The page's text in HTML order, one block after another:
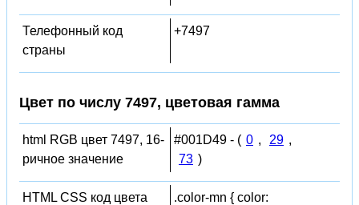
Телефонный код
страны
+7497
Цвет по числу 7497, цветовая гамма
html RGB цвет 7497, 16-
ричное значение
#001D49 - ( 0 , 29 ,
73 )
HTML CSS код цвета
.color-mn { color: